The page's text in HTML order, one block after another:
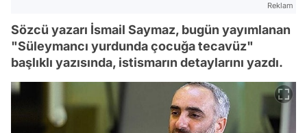
Reklam
Sözcü yazarı İsmail Saymaz, bugün yayımlanan
"Süleymancı yurdunda çocuğa tecavüz"
başlıklı yazısında, istismarın detaylarını yazdı.